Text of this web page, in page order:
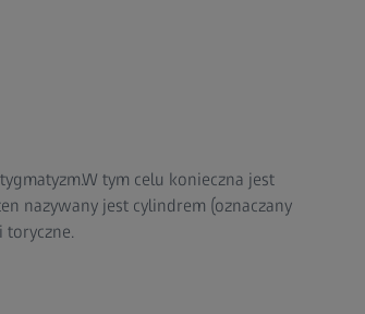
tym celu konieczna jest
nazywany jest cylindrem (oznaczany
toryczne.